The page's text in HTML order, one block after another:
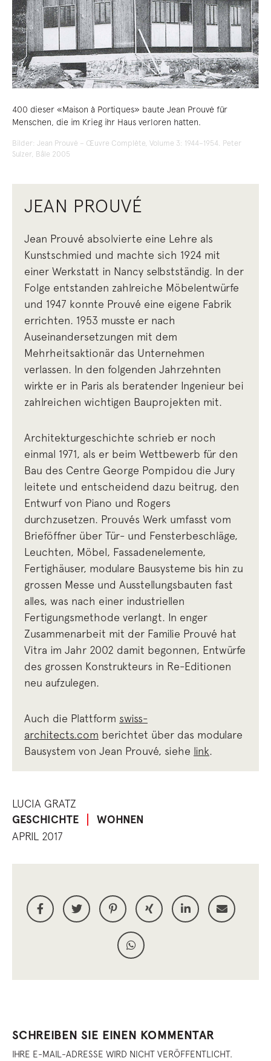
400 dieser «Maison à Portiques» baute Jean Prouvé für
Menschen, die im Krieg ihr Haus verloren hatten.
Bilder: Jean Prouvé – Œuvre Complète, Volume 3: 1944–1954. Peter
Sulzer, Bâle 2005
JEAN PROUVÉ
Jean Prouvé absolvierte eine Lehre als
Kunstschmied und machte sich 1924 mit
einer Werkstatt in Nancy selbstständig. In der
Folge entstanden zahlreiche Möbelentwürfe
und 1947 konnte Prouvé eine eigene Fabrik
errichten. 1953 musste er nach
Auseinandersetzungen mit dem
Mehrheitsaktionär das Unternehmen
verlassen. In den folgenden Jahrzehnten
wirkte er in Paris als beratender Ingenieur bei
zahlreichen wichtigen Bauprojekten mit.
Architekturgeschichte schrieb er noch
einmal 1971, als er beim Wettbewerb für den
Bau des Centre George Pompidou die Jury
leitete und entscheidend dazu beitrug, den
Entwurf von Piano und Rogers
durchzusetzen. Prouvés Werk umfasst vom
Brieföffner über Tür- und Fensterbeschläge,
Leuchten, Möbel, Fassadenelemente,
Fertighäuser, modulare Bausysteme bis hin zu
grossen Messe und Ausstellungsbauten fast
alles, was nach einer industriellen
Fertigungsmethode verlangt. In enger
Zusammenarbeit mit der Familie Prouvé hat
Vitra im Jahr 2002 damit begonnen, Entwürfe
des grossen Konstrukteurs in Re-Editionen
neu aufzulegen.
Auch die Plattform swiss-
architects.com berichtet über das modulare
Bausystem von Jean Prouvé, siehe link.
LUCIA GRATZ
GESCHICHTE WOHNEN
APRIL 2017
SCHREIBEN SIE EINEN KOMMENTAR
IHRE E-MAIL-ADRESSE WIRD NICHT VERÖFFENTLICHT.